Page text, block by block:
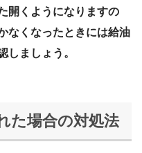
開くようになりますの
なくなったときには給油
しましょう。
た場合の対処法